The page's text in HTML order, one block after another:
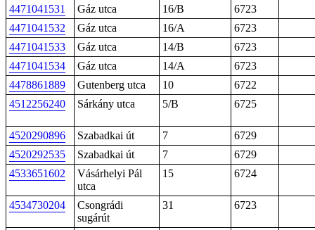
4471041531 Gáz utca 16/B
6723
4471041532
Gáz utca 16/A
6723
4471041533
Gáz utca 14/B
6723
4471041534
Gáz utca 14/A
6723
4478861889
Gutenberg utca 10
6722
4512256240
Sárkány utca 5/B 6725
4520290896 Szabadkai út 7
6729
4520292535
Szabadkai út 7
6729
4533651602
Vásárhelyi Pál
utca
15 6724
4534730204
Csongrádi
sugárút
31 6723